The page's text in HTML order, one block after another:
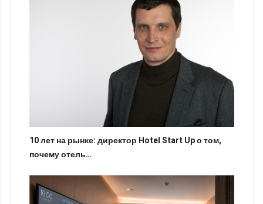
10 лет на рынке: директор Hotel Start Up о том,
почему отель…